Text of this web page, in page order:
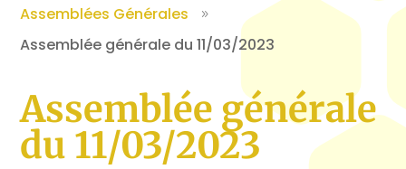
Assemblées Générales 9
Assemblée générale du 11/03/2023
Assemblée générale
du 11/03/2023